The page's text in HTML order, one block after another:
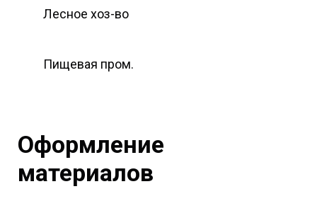
Лесное хоз-во
Пищевая пром.
Оформление
материалов